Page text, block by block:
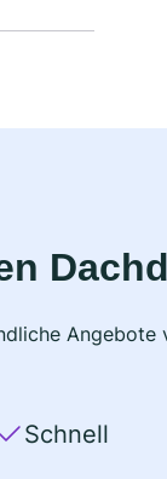
Angebote
Schnell